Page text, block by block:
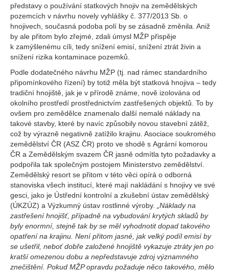
představy o používání statkových hnojiv na zemědělských
pozemcích v návrhu novely vyhlášky č. 377/2013 Sb. o
hnojivech, současná podoba polí by se zásadně změnila. Aniž
by ale přitom bylo zřejmé, zdali úmysl MŽP přispěje
k zamýšlenému cíli, tedy snížení emisí, snížení ztrát živin a
snížení rizika kontaminace pozemků.
Podle dodatečného návrhu MŽP (tj. nad rámec standardního
připomínkového řízení) by totiž měla být statková hnojiva – tedy
tradiční hnojiště, jak je v přírodě známe, nově izolována od
okolního prostředí prostřednictvím zastřešených objektů. To by
ovšem pro zemědělce znamenalo další nemalé náklady na
takové stavby, které by navíc způsobily novou stavební zátěž,
což by výrazně negativně zatížilo krajinu. Asociace soukromého
zemědělství ČR (ASZ ČR) proto ve shodě s Agrární komorou
ČR a Zemědělským svazem ČR jasně odmítla tyto požadavky a
podpořila tak společným postojem Ministerstvo zemědělství.
Zemědělský resort se přitom v této věci opírá o odborná
stanoviska všech institucí, které mají nakládání s hnojivy ve své
gesci, jako je Ústřední kontrolní a zkušební ústav zemědělský
(ÚKZÚZ) a Výzkumný ústav rostlinné výroby.
„Náklady na
zastřešení hnojišť, případně na vybudování krytých skladů by
byly enormní, stejně tak by se měl vyhodnotit dopad takového
opatření na krajinu. Není přitom jasné, jak velký podíl emisí by
se ušetřil, neboť dobře založené hnojiště vykazuje ztráty jen po
kratší omezenou dobu a nepředstavuje zdroj významného
znečištění. Pokud MŽP opravdu požaduje něco takového, mělo